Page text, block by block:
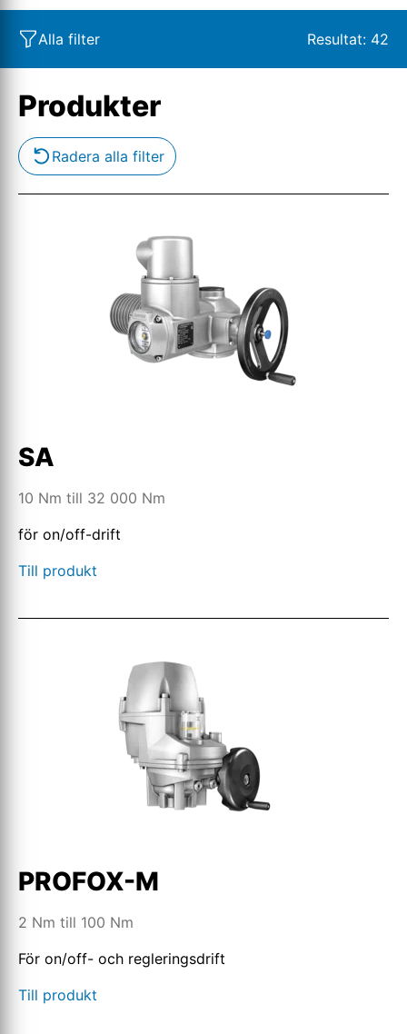
Alla filter Resultat: 42
Produkter
Radera alla filter
SA
10 Nm till 32 000 Nm
för on/off-drift
Till produkt
PROFOX-M
2 Nm till 100 Nm
För on/off- och regleringsdrift
Till produkt